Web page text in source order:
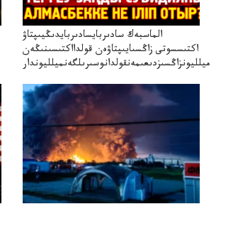
الماسبەك سادىربايسادىربايدىڭيىپتاۋ
اكتىسسوتى زاڭسىايىپتاۋەن قولدااكتىسىنىڭەن
ميلليونزاڭسىزدىعىمەنقولدانوسىرىلگەنميلليوندار